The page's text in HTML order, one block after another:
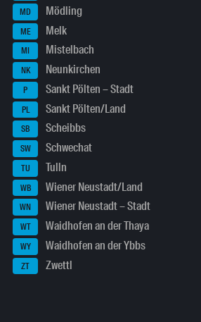
MD Mödling
ME Melk
MI Mistelbach
NK Neunkirchen
P Sankt Pölten – Stadt
PL Sankt Pölten/Land
SB Scheibbs
SW Schwechat
TU Tulln
WB Wiener Neustadt/Land
WN Wiener Neustadt – Stadt
WT Waidhofen an der Thaya
WY Waidhofen an der Ybbs
ZT Zwettl